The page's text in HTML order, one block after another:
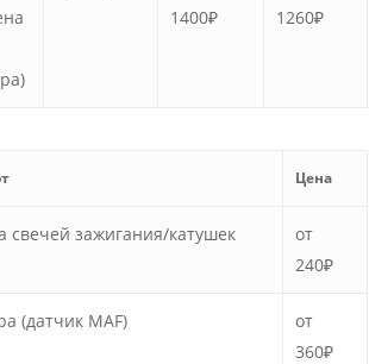
1400₽
1260₽
Цена
свечей зажигания/катушек
от
240₽
(датчик MAF)
от
360₽